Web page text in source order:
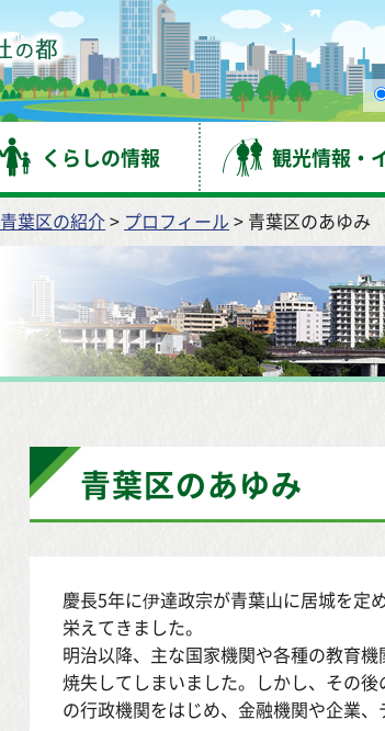
仙台市
くらしの情報 観光情報・
青葉区の紹介> プロフィール > 青葉区のあゆみ
青葉区のあゆみ
慶長5年に伊達政宗が青葉山に居城を定
栄えてきました。
明治以降、主な国家機関や各種の教育
焼失してしまいました。しかし、その
の行政機関をはじめ、金融機関や企業